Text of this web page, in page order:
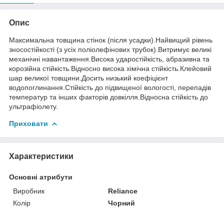
Опис
Максимальна товщина стінок (після усадки).Найвищий рівень
зносостійкості (з усіх поліолефінових трубок).Витримує великі
механічні навантаження.Висока ударостійкість, абразивна та
корозійна стійкість.Відносно висока хімічна стійкість.Клейовий
шар великої товщини.Досить низький коефіцієнт
водопоглинання.Стійкість до підвищеної вологості, перепадів
температур та інших факторів довкілля.Відносна стійкість до
ультрафіолету.
Приховати
Характеристики
Основні атрибути
Виробник
Reliance
Колір
Чорний